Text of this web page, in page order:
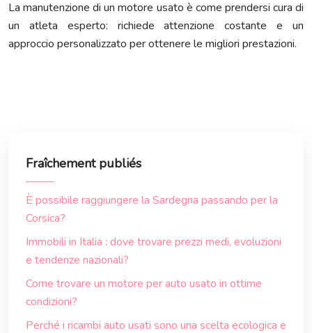
La manutenzione di un motore usato è come prendersi cura di
un atleta esperto: richiede attenzione costante e un
approccio personalizzato per ottenere le migliori prestazioni.
Fraîchement publiés
È possibile raggiungere la Sardegna passando per la
Corsica?
Immobili in Italia : dove trovare prezzi medi, evoluzioni
e tendenze nazionali?
Come trovare un motore per auto usato in ottime
condizioni?
Perché i ricambi auto usati sono una scelta ecologica e